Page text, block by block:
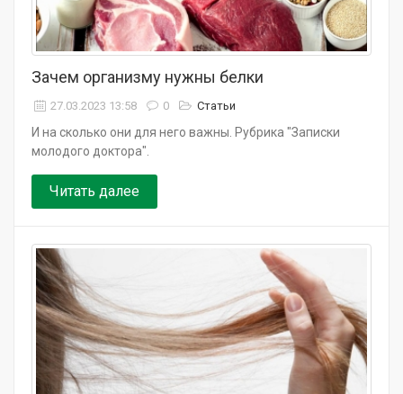
Зачем организму нужны белки
27.03.2023 13:58 0 Статьи
И на сколько они для него важны. Рубрика "Записки
молодого доктора".
Читать далее